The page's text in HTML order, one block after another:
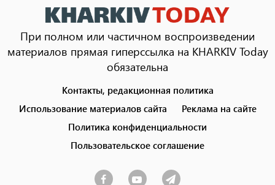
При полном или частичном воспроизведении
материалов прямая гиперссылка на KHARKIV Today
обязательна
menu
Контакты, редакционная политика
Использование материалов сайта
Реклама на сайте
Политика конфиденциальности
Пользовательское соглашение